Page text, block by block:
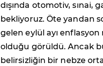
dışında otomotiv, sınai,
bekliyoruz. Öte yandan
gelen eylül ayı enflasyon
olduğu görüldü. Ancak bu
belirsizliğin bir nebze